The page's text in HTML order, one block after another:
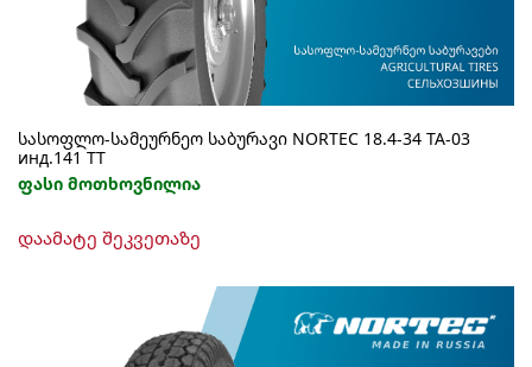
სასოფლო-სამეურნეო საბურავი NORTEC 18.4-34 TA-03
инд.141 ТТ
ფასი მოთხოვნილია
დაამატე შეკვეთაზე